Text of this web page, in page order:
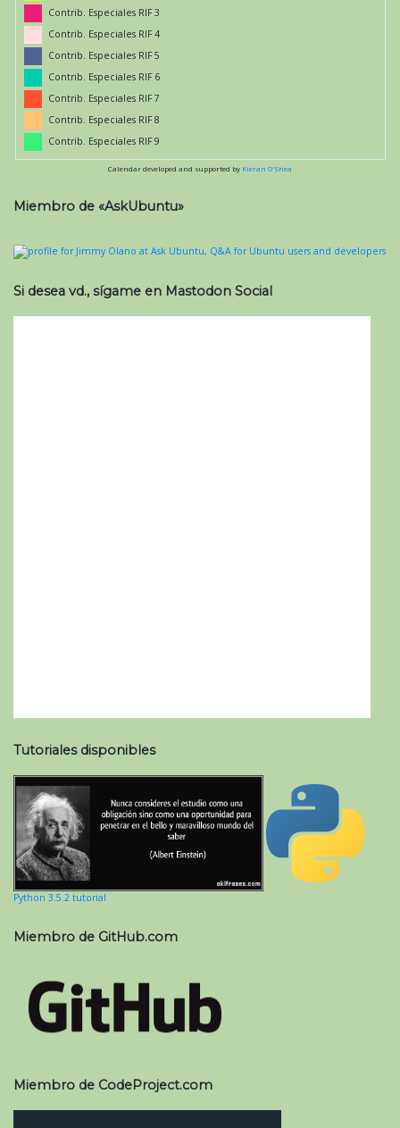
Contrib. Especiales RIF 3
Contrib. Especiales RIF 4
Contrib. Especiales RIF 5
Contrib. Especiales RIF 6
Contrib. Especiales RIF 7
Contrib. Especiales RIF 8
Contrib. Especiales RIF 9
Calendar developed and supported by Kieran O'Shea
Miembro de «AskUbuntu»
Si desea vd., sígame en Mastodon Social
Tutoriales disponibles
Python 3.5.2 tutorial
Miembro de GitHub.com
Miembro de CodeProject.com